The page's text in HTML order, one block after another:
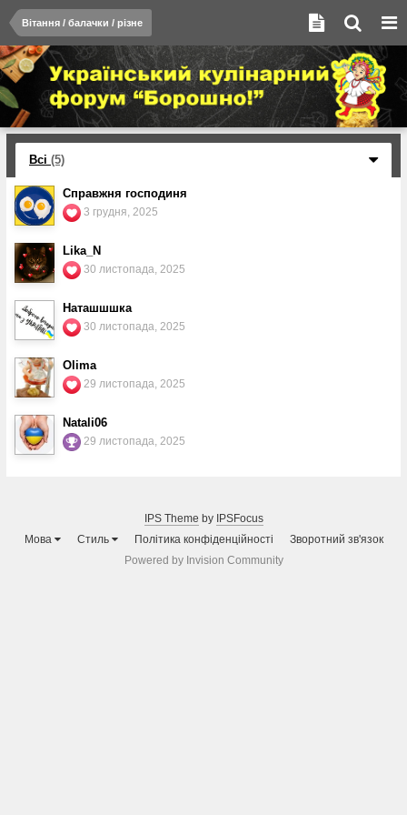
Вітання / балачки / різне
Всі (5)
Справжня господиня
3 грудня, 2025
Lika_N
30 листопада, 2025
Наташшшка
30 листопада, 2025
Olima
29 листопада, 2025
Natali06
29 листопада, 2025
IPS Theme by IPSFocus
Мова
Стиль Політика конфіденційності
Зворотний зв'язок
Powered by Invision Community